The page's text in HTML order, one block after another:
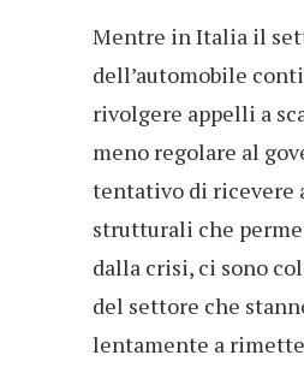
Mentre in Italia il
dell’automobile
rivolgere appelli a
meno regolare al
tentativo di ricevere
strutturali che
dalla crisi, ci sono
del settore che
lentamente a